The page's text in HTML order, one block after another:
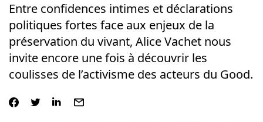
Entre confidences intimes et déclarations
politiques fortes face aux enjeux de la
préservation du vivant, Alice Vachet nous
invite encore une fois à découvrir les
coulisses de l’activisme des acteurs du Good.